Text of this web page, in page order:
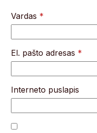
Vardas *
El. pašto adresas *
Interneto puslapis